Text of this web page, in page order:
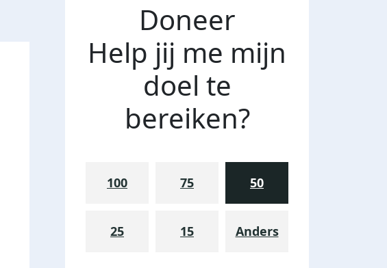
Doneer
Help jij me mijn
doel te
bereiken?
100 75 50
25 15 Anders